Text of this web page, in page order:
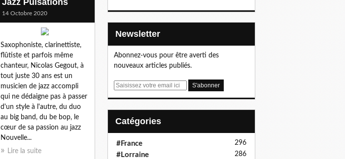
14 Octobre 2020
Saxophoniste, clarinettiste,
flûtiste et parfois même
chanteur, Nicolas Gegout, à
tout juste 30 ans est un
musicien de jazz accompli
qui ne dédaigne pas à passer
d'un style à l'autre, du duo
au big band, du be bop, le
cœur de sa passion au jazz
Nouvelle...
Lire la suite
Newsletter
Abonnez-vous pour être averti des
nouveaux articles publiés.
E
Catégories
#France 296
#Lorraine 286